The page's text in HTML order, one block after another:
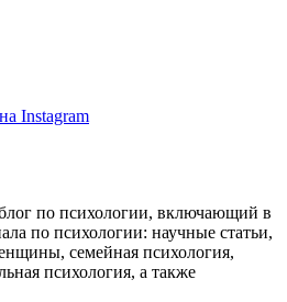
Instagram
по психологии, включающий в
по психологии: научные статьи,
семейная психология,
психология, а также